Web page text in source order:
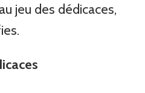
jeu des dédicaces,